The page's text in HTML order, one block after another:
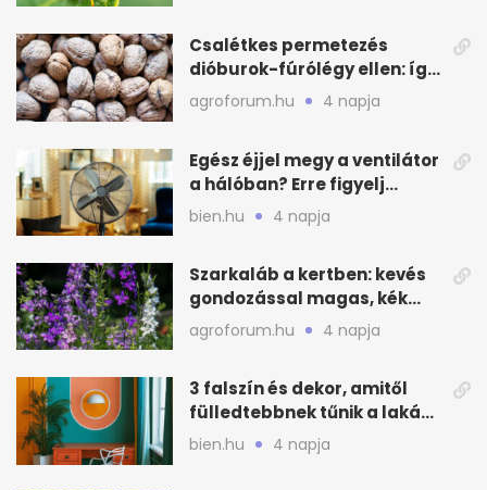
Csalétkes permetezés
dióburok-fúrólégy ellen: így
csináld a kertben
agroforum.hu 4 napja
Egész éjjel megy a ventilátor
a hálóban? Erre figyelj
alvásnál nyáron
bien.hu 4 napja
Szarkaláb a kertben: kevés
gondozással magas, kék
virágfalat ad
agroforum.hu 4 napja
3 falszín és dekor, amitől
fülledtebbnek tűnik a lakás
nyáron
bien.hu 4 napja